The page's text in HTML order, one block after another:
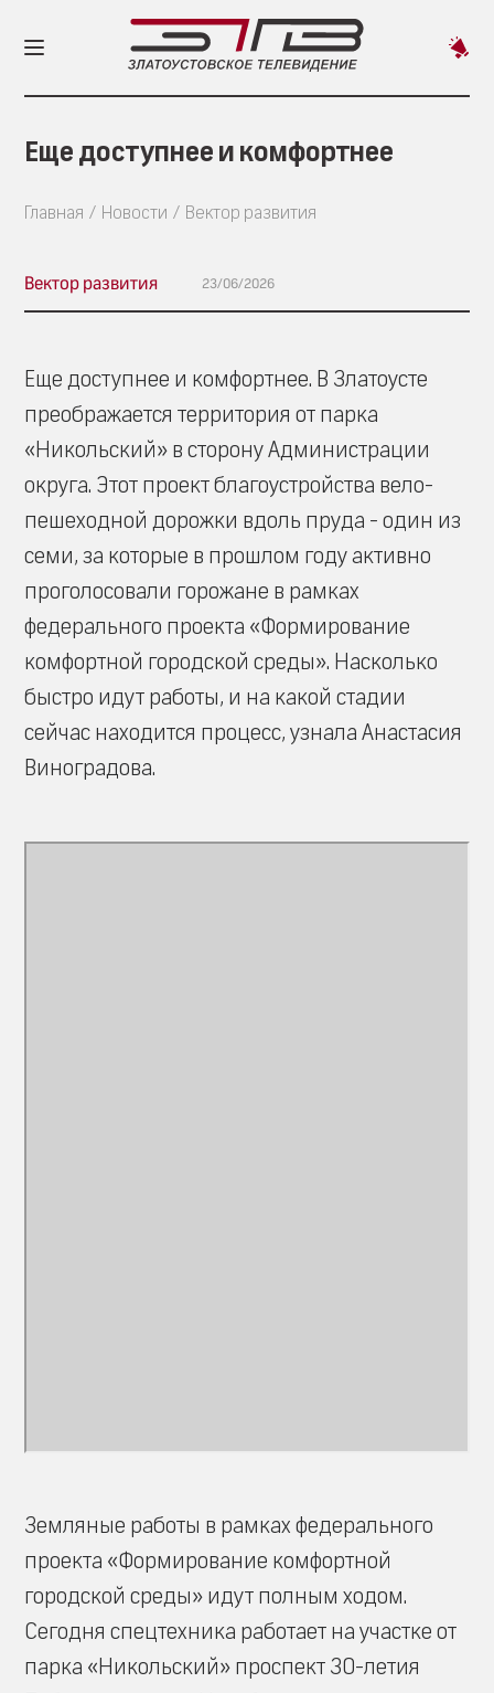
Еще доступнее и комфортнее
Главная Новости Вектор развития
Вектор развития 23/06/2026
Еще доступнее и комфортнее. В Златоусте
преображается территория от парка
«Никольский» в сторону Администрации
округа. Этот проект благоустройства вело-
пешеходной дорожки вдоль пруда - один из
семи, за которые в прошлом году активно
проголосовали горожане в рамках
федерального проекта «Формирование
комфортной городской среды». Насколько
быстро идут работы, и на какой стадии
сейчас находится процесс, узнала Анастасия
Виноградова.
Земляные работы в рамках федерального
проекта «Формирование комфортной
городской среды» идут полным ходом.
Сегодня спецтехника работает на участке от
парка «Никольский» проспект 30-летия